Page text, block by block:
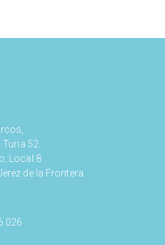
52.
Local 8
de la Frontera
026